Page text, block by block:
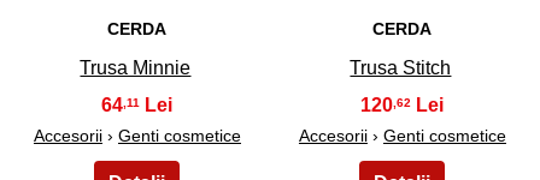
CERDA
Trusa Minnie
64,11
Accesorii› Genti cosmetice
CERDA
Trusa Stitch
120,62
Accesorii› Genti cosmetice